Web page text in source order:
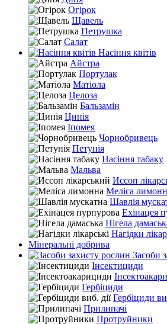
Огірок
Щавель
Петрушка
Салат
Насіння квітів
Айстра
Портулак
Матіола
Целоза
Бальзамін
Цинія
Іпомея
Чорнобривець
Петунія
Насіння табаку
Мальва
Иссоп
Меліса
Шавлія
Ехінацея
Нігела
Нагідки
Мінеральні добрива
Засоби
Інсектициди
Гербіциди
Гербіциди
Прилипачі
Протруйники